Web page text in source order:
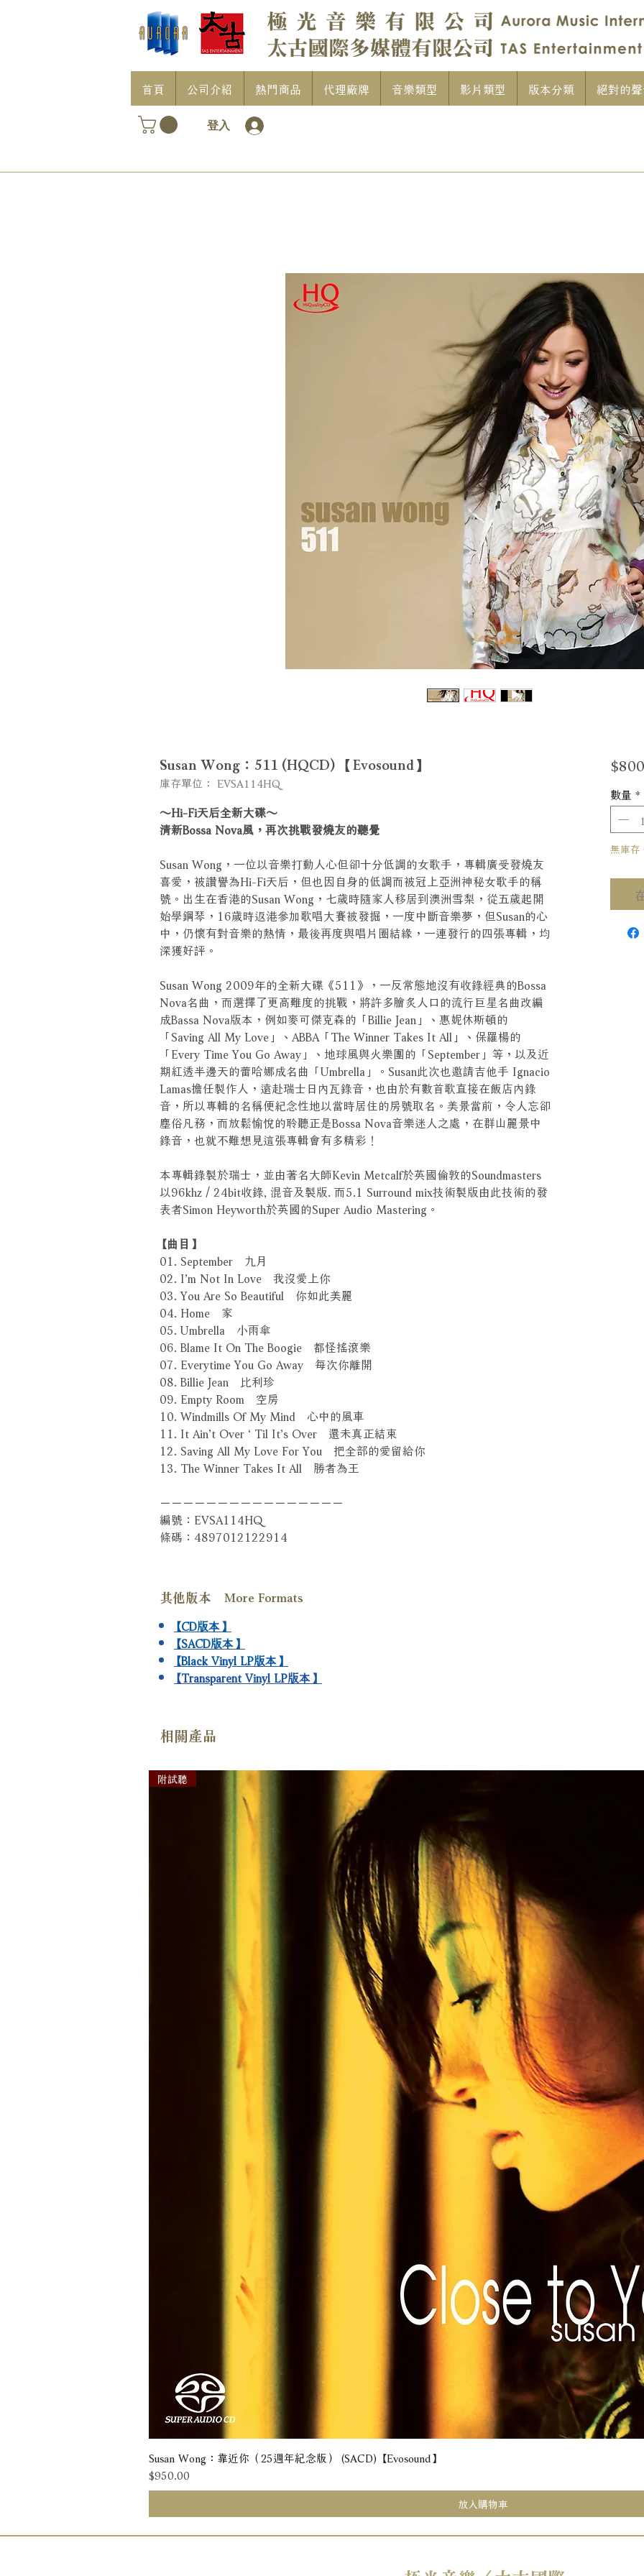
首頁 公司介紹 熱門商品 代理廠牌 音樂類型 影片類型 版本分類 絕對的
登入
Susan Wong：511 (HQCD) 【Evosound】
庫存單位： EVSA114HQ
～Hi-Fi天后全新大碟～
清新Bossa Nova風，再次挑戰發燒友的聽覺
Susan Wong，一位以音樂打動人心但卻十分低調的女歌手，專輯廣受發燒友
喜愛，被讚譽為Hi-Fi天后，但也因自身的低調而被冠上亞洲神秘女歌手的稱
號。出生在香港的Susan Wong，七歲時隨家人移居到澳洲雪梨，從五歲起開
始學鋼琴，16歲時返港參加歌唱大賽被發掘，一度中斷音樂夢，但Susan的心
中，仍懷有對音樂的熱情，最後再度與唱片圈結緣，一連發行的四張專輯，均
深獲好評。
Susan Wong 2009年的全新大碟《511》，一反常態地沒有收錄經典的Bossa
Nova名曲，而選擇了更高難度的挑戰，將許多膾炙人口的流行巨星名曲改編
成Bassa Nova版本，例如麥可傑克森的「Billie Jean」、惠妮休斯頓的
「Saving All My Love」、ABBA「The Winner Takes It All」、保羅楊的
「Every Time You Go Away」、地球風與火樂團的「September」等，以及近
期紅透半邊天的蕾哈娜成名曲「Umbrella」。Susan此次也邀請吉他手 Ignacio
Lamas擔任製作人，遠赴瑞士日內瓦錄音，也由於有數首歌直接在飯店內錄
音，所以專輯的名稱便紀念性地以當時居住的房號取名。美景當前，令人忘卻
塵俗凡務，而放鬆愉悅的聆聽正是Bossa Nova音樂迷人之處，在群山麗景中
錄音，也就不難想見這張專輯會有多精彩！
本專輯錄製於瑞士，並由著名大師Kevin Metcalf於英國倫敦的Soundmasters
以96khz / 24bit收錄, 混音及製版. 而5.1 Surround mix技術製版由此技術的發
表者Simon Heyworth於英國的Super Audio Mastering。
【曲目】
01. September 九月
02. I’m Not In Love 我沒愛上你
03. You Are So Beautiful 你如此美麗
04. Home 家
05. Umbrella 小雨傘
06. Blame It On The Boogie 都怪搖滾樂
07. Everytime You Go Away 每次你離開
08. Billie Jean 比利珍
09. Empty Room 空房
10. Windmills Of My Mind 心中的風車
11. It Ain’t Over ‘ Til It’s Over 還未真正結束
12. Saving All My Love For You 把全部的愛留給你
13. The Winner Takes It All 勝者為王
－－－－－－－－－－－－－－－－
編號：EVSA114HQ
條碼：4897012122914
其他版本 More Formats
【CD版本】
【SACD版本】
【Black Vinyl LP版本】
【Transparent Vinyl LP版本】
數量 *
無庫
相關產品
附試聽
Susan Wong：靠近你（25週年紀念版） (SACD) 【Evosound】
價格
$950.00
放入購物車